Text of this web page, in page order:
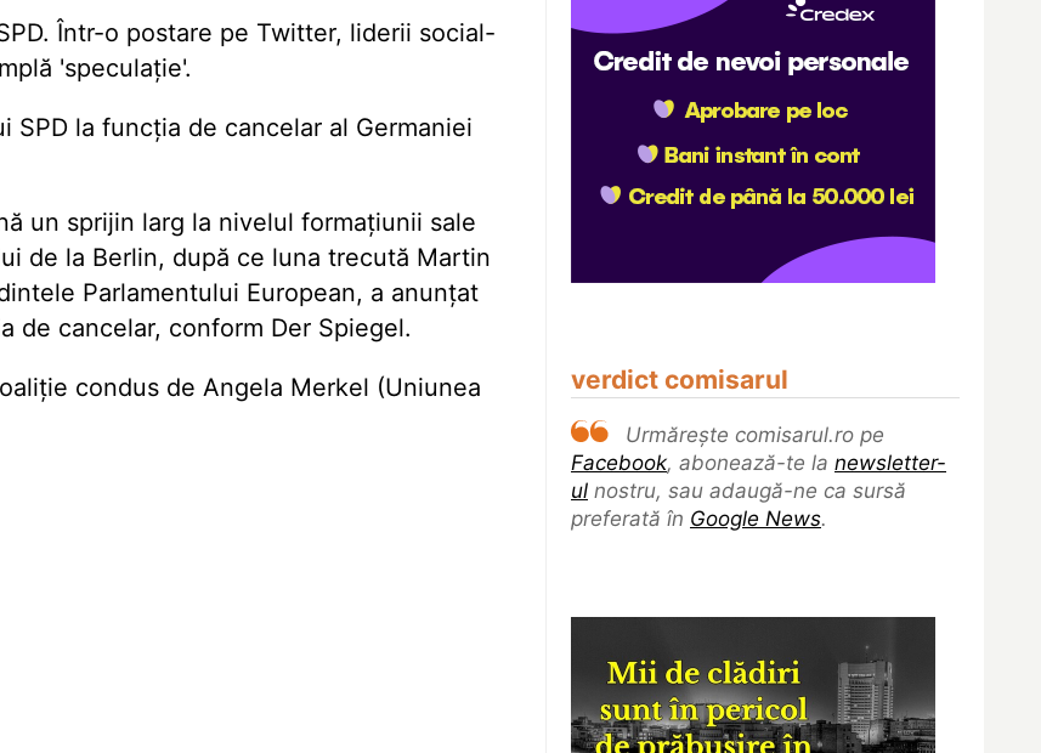
verdict comisarul
Urmărește comisarul.ro pe
Facebook, abonează-te la newsletter-
ul nostru, sau adaugă-ne ca sursă
preferată în Google News.
Într-o postare pe Twitter, liderii social-
'speculație'.
la funcția de cancelar al Germaniei
un sprijin larg la nivelul formațiunii sale
de la Berlin, după ce luna trecută Martin
Parlamentului European, a anunțat
de cancelar, conform Der Spiegel.
condus de Angela Merkel (Uniunea